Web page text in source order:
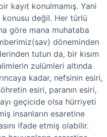
kayıt konulmamış. Yani
değil. Her türlü
göre mana muhataba
döneminden
tutun da, bir kısım
zulümleri altında
kadar, nefsinin esiri,
esiri, paranın esiri,
geçicide olsa hürriyeti
insanların esaretine
ifade etmiş olabilir.